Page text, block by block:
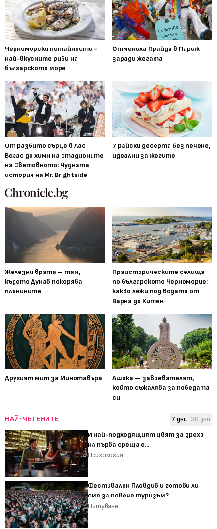
Черноморски потайности -
най-вкусните риби на
българското море
Отмениха Прайда в Париж
заради жегата
От разбито сърце в Лас
Вегас до химн на стадионите
на Световното: Чудната
история на Mr. Brightside
7 райски десерта без печене,
идеални за жегите
Железни врата – там,
където Дунав покорява
планините
Праисторическите селища
по българското Черноморие:
какво лежи под водата от
Варна до Китен
Другият мит за Минотавъра
Ашока — завоевателят,
който съжалява за победата
си
НАЙ-ЧЕТЕНИТЕ 7 дни 30 дни
И най-подходящият цвят за дреха
на първа среща е...
Психология
Фестивален Пловдив и готови ли
сме за повече туризъм?
Пътуване